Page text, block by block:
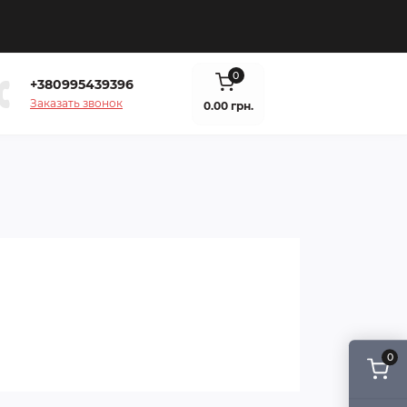
0
+380995439396
Заказать звонок
0
0.00 грн.